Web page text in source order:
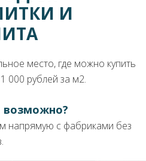
И
место, где можно купить
000 рублей за м2.
возможно?
напрямую с фабриками без